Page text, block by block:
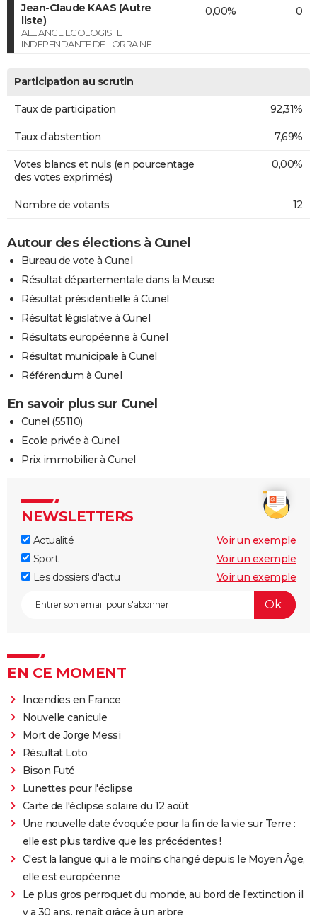
Jean-Claude KAAS (Autre
liste)
ALLIANCE ECOLOGISTE
INDEPENDANTE DE LORRAINE
0,00% 0
Participation au scrutin
Taux de participation 92,31%
Taux d'abstention 7,69%
Votes blancs et nuls (en pourcentage
des votes exprimés)
0,00%
Nombre de votants 12
Autour des élections à Cunel
Bureau de vote à Cunel
Résultat départementale dans la Meuse
Résultat présidentielle à Cunel
Résultat législative à Cunel
Résultats européenne à Cunel
Résultat municipale à Cunel
Référendum à Cunel
En savoir plus sur Cunel
Cunel (55110)
Ecole privée à Cunel
Prix immobilier à Cunel
NEWSLETTERS
Actualité
Voir un exemple
Sport
Voir un exemple
Les dossiers d'actu
Voir un exemple
EN CE MOMENT
Incendies en France
Nouvelle canicule
Mort de Jorge Messi
Résultat Loto
Bison Futé
Lunettes pour l'éclipse
Carte de l'éclipse solaire du 12 août
Une nouvelle date évoquée pour la fin de la vie sur Terre :
elle est plus tardive que les précédentes !
C'est la langue qui a le moins changé depuis le Moyen Âge,
elle est européenne
Le plus gros perroquet du monde, au bord de l'extinction il
y a 30 ans, renaît grâce à un arbre